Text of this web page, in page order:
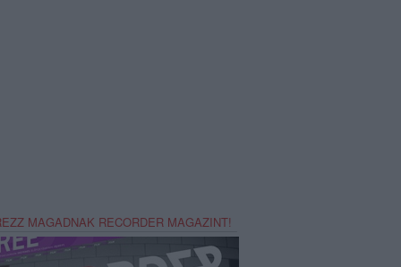
MAGADNAK RECORDER MAGAZINT!